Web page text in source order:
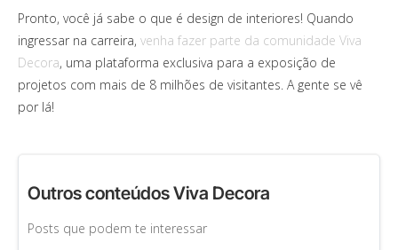
Pronto, você já sabe o que é design de interiores! Quando
ingressar na carreira, venha fazer parte da comunidade Viva
Decora, uma plataforma exclusiva para a exposição de
projetos com mais de 8 milhões de visitantes. A gente se vê
por lá!
Outros conteúdos Viva Decora
Posts que podem te interessar